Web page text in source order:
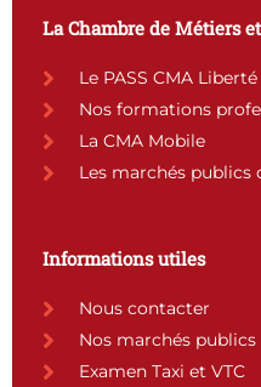
o
o
k
a
g
r
a
m
b
e
La Chambre de Métiers
Le PASS CMA Liberté
Nos formations
La CMA Mobile
Les marchés publics
Informations utiles
Nous contacter
Nos marchés publics
Examen Taxi et VTC